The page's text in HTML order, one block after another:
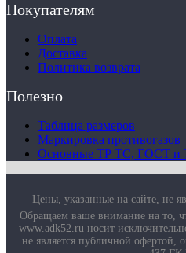
Покупателям
Оплата
Доставка
Политика возврата
Полезно
Таблица размеров
Маркировка противогазов
Основные ТР ТС, ГОСТ и
Цены, указанные на сайте, не
Обращаем ваше внимание на то,
www.adk52.ru носит
не является публичной офертой,